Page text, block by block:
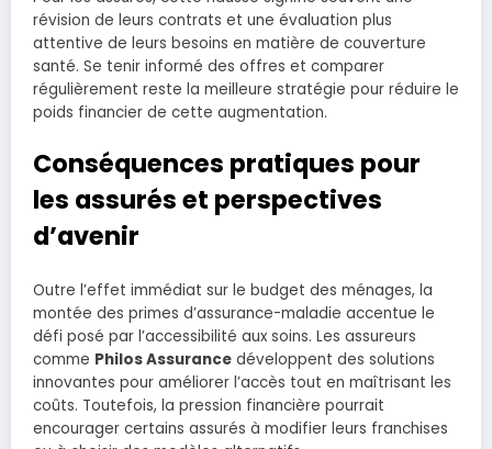
révision de leurs contrats et une évaluation plus
attentive de leurs besoins en matière de couverture
santé. Se tenir informé des offres et comparer
régulièrement reste la meilleure stratégie pour réduire le
poids financier de cette augmentation.
Conséquences pratiques pour
les assurés et perspectives
d’avenir
Outre l’effet immédiat sur le budget des ménages, la
montée des primes d’assurance-maladie accentue le
défi posé par l’accessibilité aux soins. Les assureurs
comme Philos Assurance développent des solutions
innovantes pour améliorer l’accès tout en maîtrisant les
coûts. Toutefois, la pression financière pourrait
encourager certains assurés à modifier leurs franchises